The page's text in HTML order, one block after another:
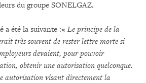
du groupe SONELGAZ.
a été la suivante :« Le principe de la
très souvent de rester lettre morte si
devaient, pour pouvoir
obtenir une autorisation quelconque.
autorisation visant directement la